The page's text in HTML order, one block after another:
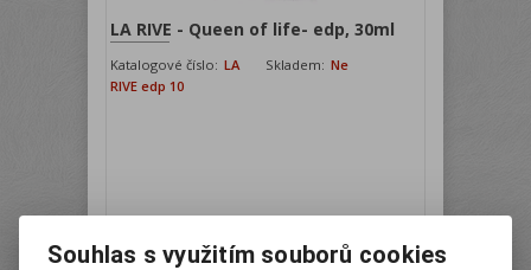
LA RIVE - Queen of life- edp, 30ml
Katalogové číslo: LA
RIVE edp 10
Skladem: Ne
Souhlas s využitím souborů cookies